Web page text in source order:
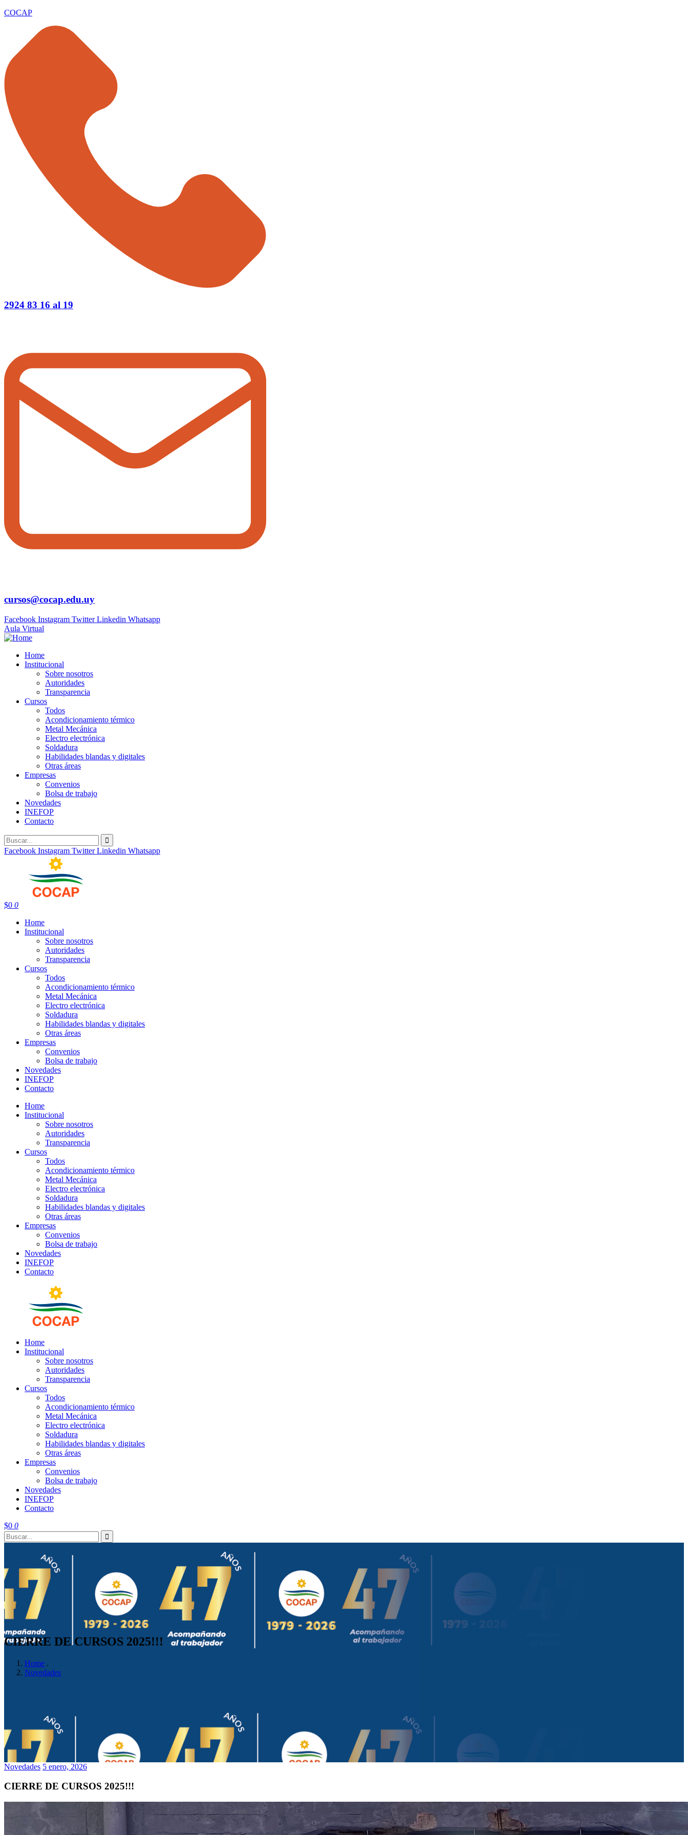
COCAP
2924 83 16 al 19
cursos@cocap.edu.uy
Facebook Instagram Twitter Linkedin Whatsapp
Aula Virtual
Home
Institucional
Sobre nosotros
Autoridades
Transparencia
Cursos
Todos
Acondicionamiento térmico
Metal Mecánica
Electro electrónica
Soldadura
Habilidades blandas y digitales
Otras áreas
Empresas
Convenios
Bolsa de trabajo
Novedades
INEFOP
Contacto
Facebook Instagram Twitter Linkedin Whatsapp
$0 0
Home
Institucional
Sobre nosotros
Autoridades
Transparencia
Cursos
Todos
Acondicionamiento térmico
Metal Mecánica
Electro electrónica
Soldadura
Habilidades blandas y digitales
Otras áreas
Empresas
Convenios
Bolsa de trabajo
Novedades
INEFOP
Contacto
Home
Institucional
Sobre nosotros
Autoridades
Transparencia
Cursos
Todos
Acondicionamiento térmico
Metal Mecánica
Electro electrónica
Soldadura
Habilidades blandas y digitales
Otras áreas
Empresas
Convenios
Bolsa de trabajo
Novedades
INEFOP
Contacto
Home
Institucional
Sobre nosotros
Autoridades
Transparencia
Cursos
Todos
Acondicionamiento térmico
Metal Mecánica
Electro electrónica
Soldadura
Habilidades blandas y digitales
Otras áreas
Empresas
Convenios
Bolsa de trabajo
Novedades
INEFOP
Contacto
$0 0
CIERRE DE CURSOS 2025!!!
Home .
Novedades
Novedades 5 enero, 2026
CIERRE DE CURSOS 2025!!!